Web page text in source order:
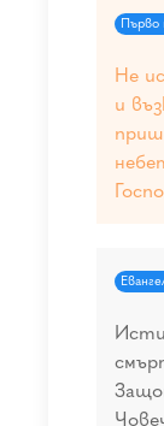
Първо
Не
и